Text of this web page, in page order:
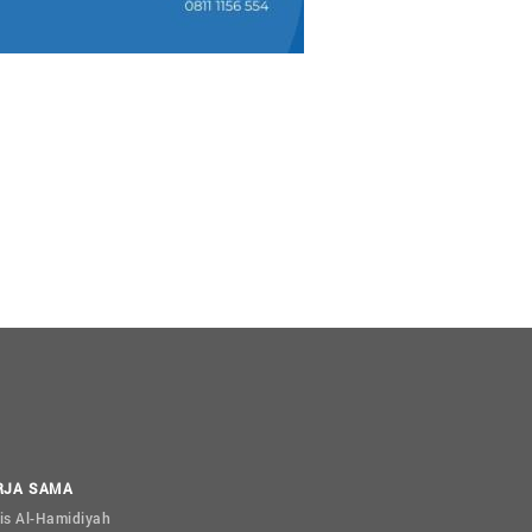
SAMA
Al-Hamidiyah